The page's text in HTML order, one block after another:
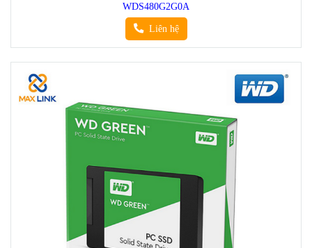
WDS480G2G0A
Liên hệ